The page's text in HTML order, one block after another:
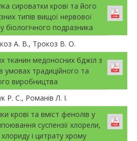
сироватки крові та його
типів вищої нервової
біологічного подразника
А. В., Трокоз В. О.
тканин медоносних бджіл з
умовах традиційного та
виробництва
Р. С., Романів Л. І.
крові та вміст фенолів у
суспензії хлорели,
і цитрату хрому